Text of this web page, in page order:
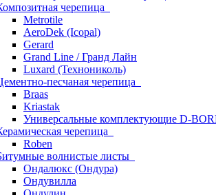
черепица
Metrotile
AeroDek (Icopal)
Gerard
Grand Line / Гранд Лайн
Luxard (Технониколь)
песчаная черепица
Braas
Kriastak
Универсальные комплектующие D-
черепица
Roben
волнистые листы
Ондалюкс (Ондура)
Ондувилла